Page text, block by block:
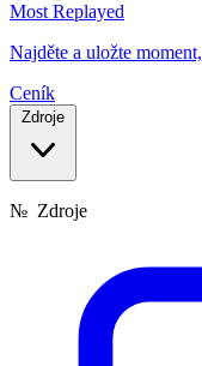
Most Replayed
Najděte a uložte
Ceník
Zdroje
№ Zdroje